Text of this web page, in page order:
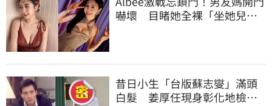
嚇壞 目睹她全裸「坐她兒子
昔日小生「台版蘇志燮」滿頭
白髮 姜厚任現身彰化地檢